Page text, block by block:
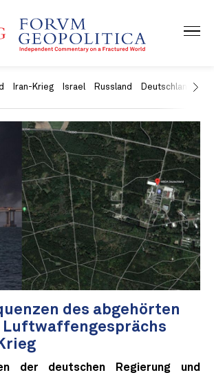
Iran-Krieg Israel Russland Deutschland
des abgehörten
Luftwaffengesprächs
der deutschen Regierung und